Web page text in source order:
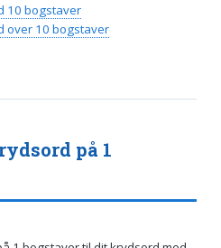
på 1
10 bogstaver
over 10 bogstaver